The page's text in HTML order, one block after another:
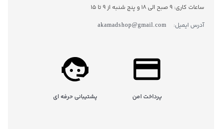
ساعات کاری: 9 صبح الی 18 و پنج شنبه از 9 تا ۱5
آدرس ایمیل:
akamadshop@gmail.com
پرداخت امن پشتیبانی حرفه ای